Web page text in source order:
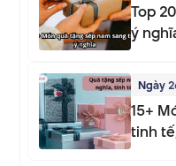
Top
ý
Ngày
15+
tinh